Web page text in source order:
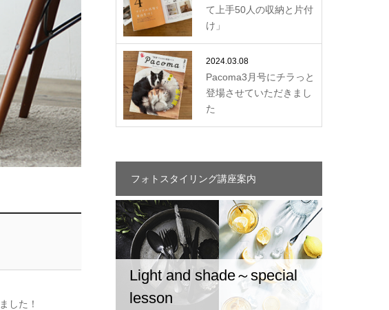
した！
て上手50人の収納と片付
け」
2024.03.08
Pacoma3月号にチラっと
登場させていただきまし
た
フォトスタイリング講座案内
Light and shade～special
lesson